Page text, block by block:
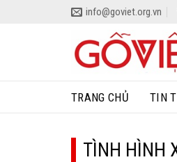
info@goviet.org.vn
TRANG CHỦ TIN
TÌNH HÌNH